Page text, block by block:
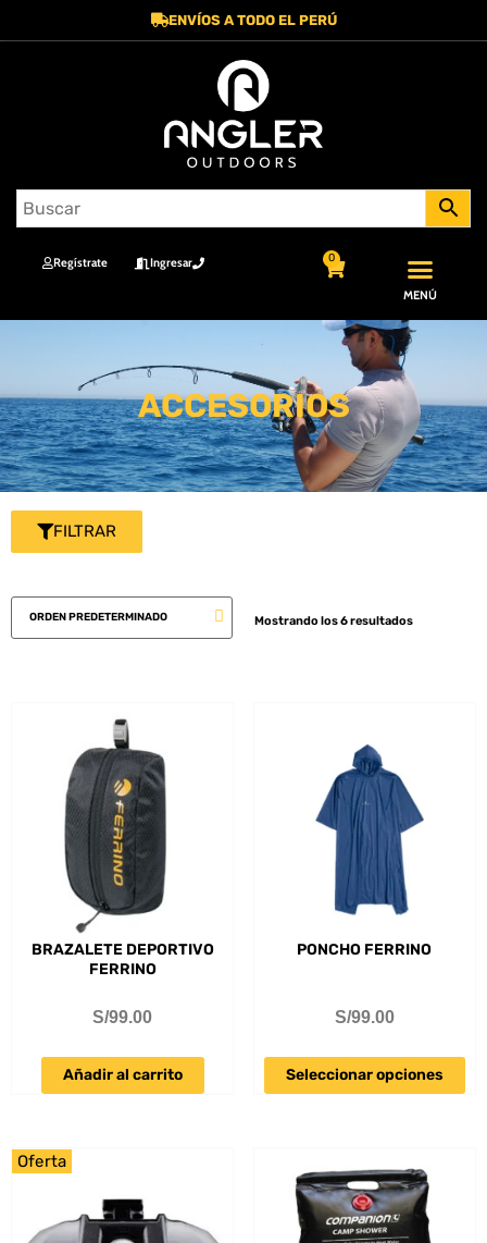
ENVÍOS A TODO EL PERÚ
Regístrate Ingresar 0
MENÚ
ACCESORIOS
FILTRAR
Mostrando los 6 resultados
BRAZALETE DEPORTIVO
FERRINO
S/99.00
Añadir al carrito
PONCHO FERRINO
S/99.00
Seleccionar opciones
Oferta